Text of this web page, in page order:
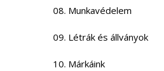
08. Munkavédelem
09. Létrák és állványok
10. Márkáink